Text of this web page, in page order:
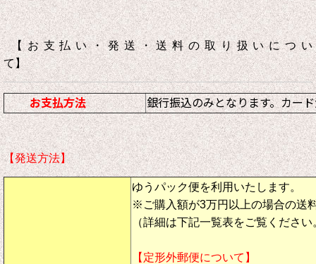
【お支払い・発送・送料の取り扱いについ
て】
お支払方法 銀行振込のみとなります。カー
【発送方法】
ゆうパック便を利用いたします。
※ご購入額が3万円以上の場合の送
（詳細は下記一覧表をご覧ください
【定形外郵便について】